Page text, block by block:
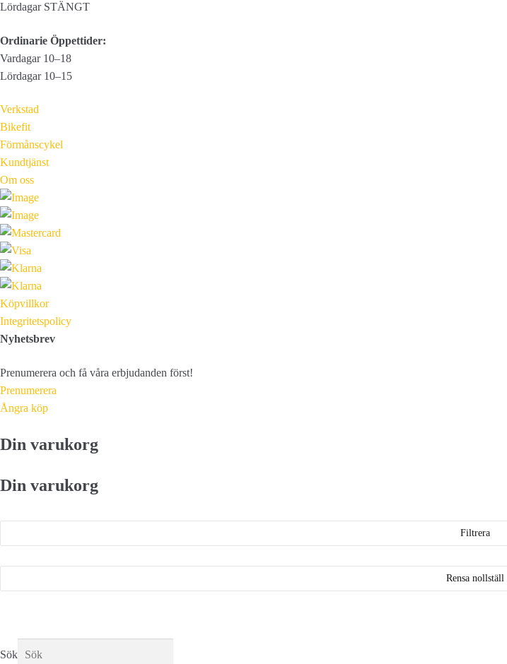
Lördagar STÄNGT
Ordinarie Öppettider:
Vardagar 10–18
Lördagar 10–15
Verkstad
Bikefit
Förmånscykel
Kundtjänst
Om oss
Köpvillkor
Integritetspolicy
Nyhetsbrev
Prenumerera och få våra erbjudanden först!
Prenumerera
Ångra köp
Din varukorg
Din varukorg
Filtrera
Rensa nollställ
Sök